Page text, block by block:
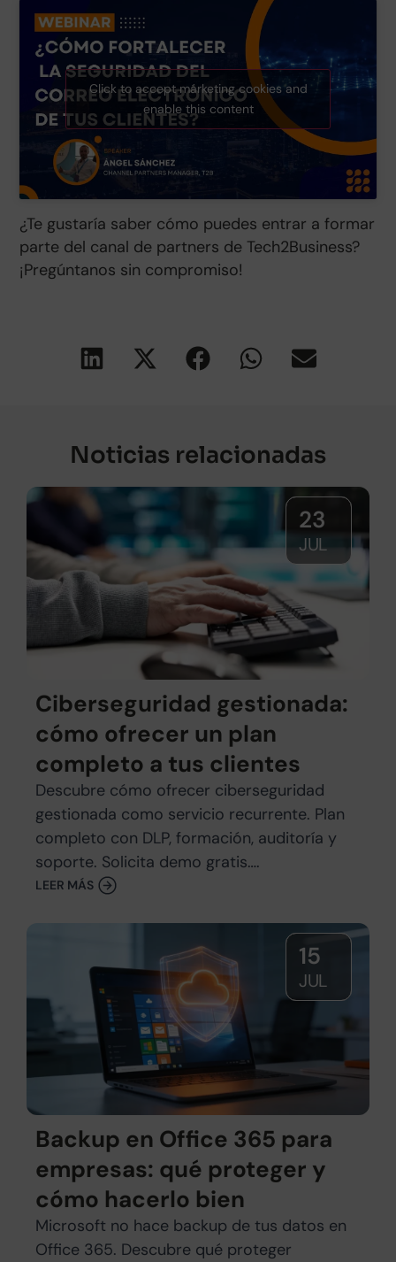
Click to accept márketing cookies and
enable this content
¿Te gustaría saber cómo puedes entrar a formar
parte del canal de partners de Tech2Business?
¡Pregúntanos sin compromiso!
Noticias relacionadas
23
JUL
Ciberseguridad gestionada:
cómo ofrecer un plan
completo a tus clientes
Descubre cómo ofrecer ciberseguridad
gestionada como servicio recurrente. Plan
completo con DLP, formación, auditoría y
soporte. Solicita demo gratis….
LEER MÁS
15
JUL
Backup en Office 365 para
empresas: qué proteger y
cómo hacerlo bien
Microsoft no hace backup de tus datos en
Office 365. Descubre qué proteger